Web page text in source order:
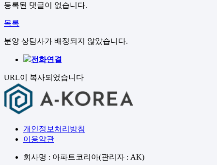
등록된 댓글이 없습니다.
목록
분양 상담사가 배정되지 않았습니다.
전화연결
URL이 복사되었습니다
개인정보처리방침
이용약관
회사명 : 아파트코리아(관리자 : AK)